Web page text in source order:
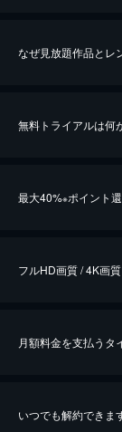
なぜ見放題作品とレ
無料トライアルは何
最大40%※ポイント
※40％ポイント還元の対
フルHD画質 / 4K画
月額料金を支払うタ
いつでも解約できま